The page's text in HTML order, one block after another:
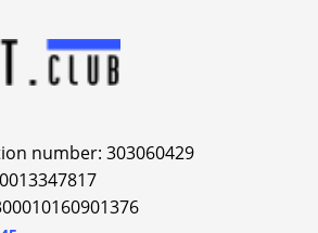
number: 303060429